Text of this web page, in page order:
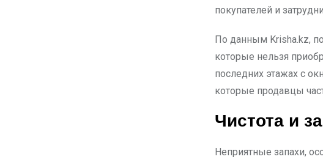
покупателей и
По данным Krisha.kz,
которые нельзя
последних этажах с
которые продавцы
Чистота и
Неприятные запахи,